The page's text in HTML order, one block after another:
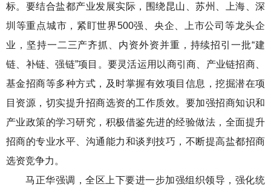
标。要结合盐都产业发展实际，围绕昆山、苏州、上海、深
圳等重点城市，紧盯世界500强、央企、上市公司等龙头企
业，坚持一二三产齐抓、内资外资并重，持续招引一批“建
链、补链、强链”项目。要灵活运用以商引商、产业链招商、
基金招商等多种方式，及时掌握有效项目信息，挖掘潜在项
目资源，切实提升招商选资的工作质效。要加强招商知识和
产业政策的学习研究，积极借鉴先进的经验做法，全面提升
招商的专业水平、沟通能力和谈判技巧，不断提高盐都招商
选资竞争力。
马正华强调，全区上下要进一步加强组织领导，强化统